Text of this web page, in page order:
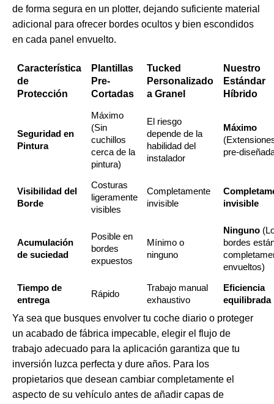
de forma segura en un plotter, dejando suficiente material
adicional para ofrecer bordes ocultos y bien escondidos
en cada panel envuelto.
Característica
de
Protección
Plantillas
Pre-
Cortadas
Tucked
Personalizado
a Granel
Nuestro
Estándar
Híbrido
Seguridad en
Pintura
Máximo
(Sin
cuchillos
cerca de la
pintura)
El riesgo
depende de la
habilidad del
instalador
Máximo
pre-
Visibilidad del
Borde
Costuras
ligeramente
visibles
Completamente
invisible
invisible
Acumulación
de suciedad
Posible en
bordes
expuestos
Mínimo o
ninguno
Ninguno
bordes
envueltos)
Tiempo de
entrega
Rápido
Trabajo manual
exhaustivo
Eficiencia
equilibrada
Ya sea que busques envolver tu coche diario o proteger
un acabado de fábrica impecable, elegir el flujo de
trabajo adecuado para la aplicación garantiza que tu
inversión luzca perfecta y dure años. Para los
propietarios que desean cambiar completamente el
aspecto de su vehículo antes de añadir capas de